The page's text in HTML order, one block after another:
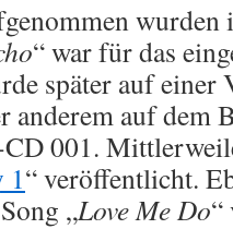
“ war für das
später auf
anderem auf dem
CD 001.
1“ veröffentlicht.
„Love Me Do